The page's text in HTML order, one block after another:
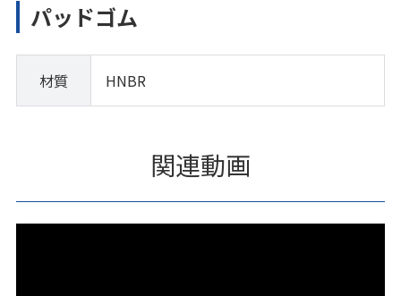
パッドゴム
材質 HNBR
関連動画